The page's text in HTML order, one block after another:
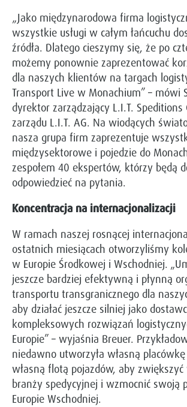
„Jako międzynarodowa firma
wszystkie usługi w całym łańcuchu
źródła. Dlatego cieszymy się, że po
możemy ponownie zaprezentować
dla naszych klientów na targach
Transport Live w Monachium” – mówi
dyrektor zarządzający L.I.T. Speditions
zarządu L.I.T. AG. Na wiodących
nasza grupa firm zaprezentuje
międzysektorowe i pojedzie do
zespołem 40 ekspertów, którzy będą
odpowiedzieć na pytania.
Koncentracja na internacjonalizacji
W ramach naszej rosnącej
ostatnich miesiącach otworzyliśmy
w Europie Środkowej i Wschodniej.
jeszcze bardziej efektywną i płynną
transportu transgranicznego dla
aby działać jeszcze silniej jako
kompleksowych rozwiązań
Europie” – wyjaśnia Breuer.
niedawno utworzyła własną
własną flotą pojazdów, aby
branży spedycyjnej i wzmocnić swoją
Europie Wschodniej.